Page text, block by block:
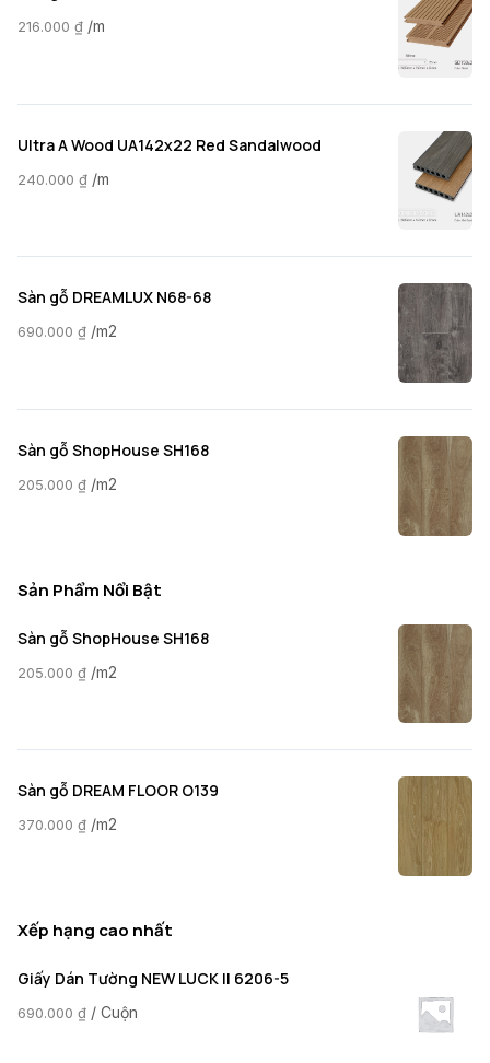
216.000 ₫ /m
Ultra A Wood UA142x22 Red Sandalwood
240.000 ₫ /m
Sàn gỗ DREAMLUX N68-68
690.000 ₫ /m2
Sàn gỗ ShopHouse SH168
205.000 ₫ /m2
Sản Phẩm Nổi Bật
Sàn gỗ ShopHouse SH168
205.000 ₫ /m2
Sàn gỗ DREAM FLOOR O139
370.000 ₫ /m2
Xếp hạng cao nhất
Giấy Dán Tường NEW LUCK II 6206-5
690.000 ₫ / Cuộn